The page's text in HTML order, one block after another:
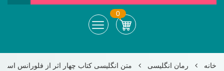
0
خانه رمان انگلیسی متن انگلیسی کتاب چهار اثر از فلورانس